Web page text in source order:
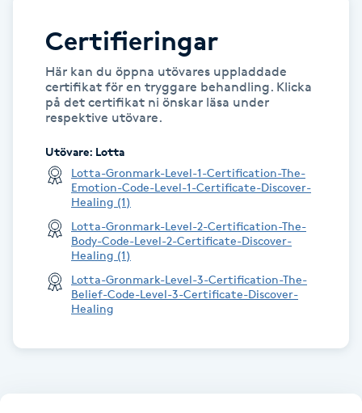
Klangmassage
Klippning
Klippning & Slingor
Klippning ungdom
Koppningsmassage
Kosmetisk tatuering
Kostrådgivning
Kroppsinpackning
Certifieringar
Här kan du öppna utövares uppladdade
certifikat för en tryggare behandling. Klicka
på det certifikat ni önskar läsa under
respektive utövare.
Utövare: Lotta
Lotta-Gronmark-Level-1-Certification-The-
Emotion-Code-Level-1-Certificate-Discover-
Healing (1)
Lotta-Gronmark-Level-2-Certification-The-
Body-Code-Level-2-Certificate-Discover-
Healing (1)
Lotta-Gronmark-Level-3-Certification-The-
Belief-Code-Level-3-Certificate-Discover-
Healing